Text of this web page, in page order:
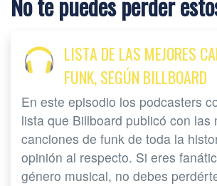
LISTA DE LAS MEJORES
FUNK, SEGÚN BILLBOARD
En este episodio los podcasters
lista que Billboard publicó con las
canciones de funk de toda la
opinión al respecto. Si eres
género musical, no debes